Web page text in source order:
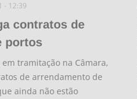
- 12:39
contratos de
portos
tramitação na Câmara,
de arrendamento de
ainda não estão